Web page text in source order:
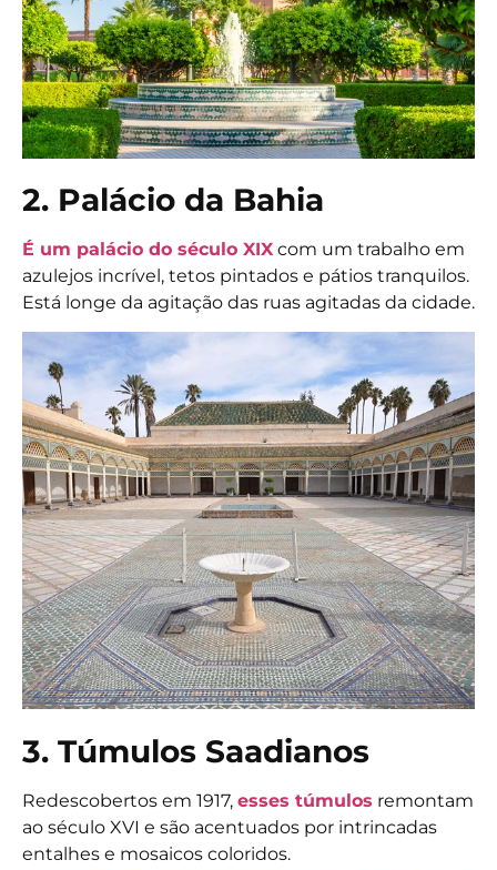
2. Palácio da Bahia
É um palácio do século XIX com um trabalho em
azulejos incrível, tetos pintados e pátios tranquilos.
Está longe da agitação das ruas agitadas da cidade.
3. Túmulos Saadianos
Redescobertos em 1917, esses túmulos remontam
ao século XVI e são acentuados por intrincadas
entalhes e mosaicos coloridos.